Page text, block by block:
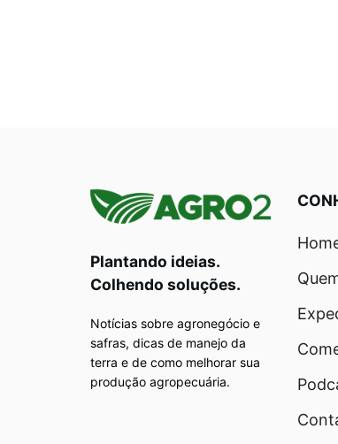
Plantando ideias.
Colhendo soluções.
Notícias sobre agronegócio e
safras, dicas de manejo da
terra e de como melhorar sua
produção agropecuária.